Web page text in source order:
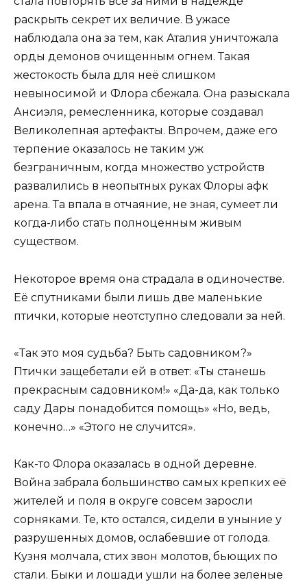
раскрыть секрет их величие. В ужасе
наблюдала она за тем, как Аталия уничтожала
орды демонов очищенным огнем. Такая
жестокость была для неё слишком
невыносимой и Флора сбежала. Она разыскала
Ансиэля, ремесленника, которые создавал
Великолепная артефакты. Впрочем, даже его
терпение оказалось не таким уж
безграничным, когда множество устройств
развалились в неопытных руках Флоры афк
арена. Та впала в отчаяние, не зная, сумеет ли
когда-либо стать полноценным живым
существом.
Некоторое время она страдала в одиночестве.
Её спутниками были лишь две маленькие
птички, которые неотступно следовали за ней.
«Так это моя судьба? Быть садовником?»
Птички защебетали ей в ответ: «Ты станешь
прекрасным садовником!» «Да-да, как только
саду Дары понадобится помощь» «Но, ведь,
конечно…» «Этого не случится».
Как-то Флора оказалась в одной деревне.
Война забрала большинство самых крепких её
жителей и поля в округе совсем заросли
сорняками. Те, кто остался, сидели в уныние у
разрушенных домов, ослабевшие от голода.
Кузня молчала, стих звон молотов, бьющих по
стали. Быки и лошади ушли на более зеленые